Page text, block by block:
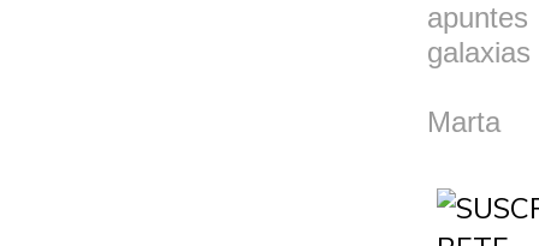
Marta